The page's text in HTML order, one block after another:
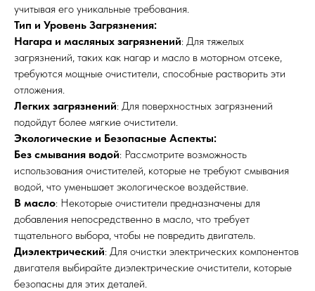
учитывая его уникальные требования.
Тип и Уровень Загрязнения:
Нагара и масляных загрязнений: Для тяжелых
загрязнений, таких как нагар и масло в моторном отсеке,
требуются мощные очистители, способные растворить эти
отложения.
Легких загрязнений: Для поверхностных загрязнений
подойдут более мягкие очистители.
Экологические и Безопасные Аспекты:
Без смывания водой: Рассмотрите возможность
использования очистителей, которые не требуют смывания
водой, что уменьшает экологическое воздействие.
В масло: Некоторые очистители предназначены для
добавления непосредственно в масло, что требует
тщательного выбора, чтобы не повредить двигатель.
Диэлектрический: Для очистки электрических компонентов
двигателя выбирайте диэлектрические очистители, которые
безопасны для этих деталей.